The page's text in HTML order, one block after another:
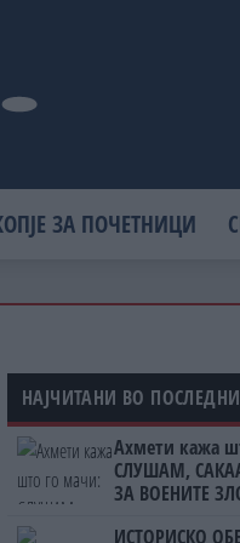
ЗА ПОЧЕТНИЦИ
НАЈЧИТАНИ ВО
Ахмети кажа
СЛУШАМ,
ЗА ВОЕНИТЕ
ИСТОРИСКО